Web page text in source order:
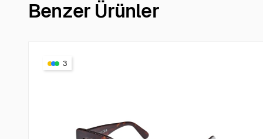
Benzer Ürünler
3